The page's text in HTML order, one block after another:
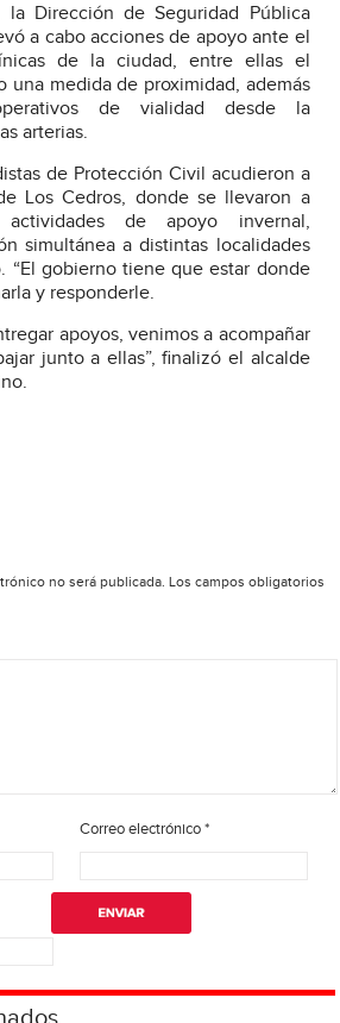
la Dirección de Seguridad Pública
a cabo acciones de apoyo ante el
de la ciudad, entre ellas el
una medida de proximidad, además
de vialidad desde la
arterias.
de Protección Civil acudieron a
Los Cedros, donde se llevaron a
de apoyo invernal,
simultánea a distintas localidades
“El gobierno tiene que estar donde
y responderle.
apoyos, venimos a acompañar
junto a ellas”, finalizó el alcalde
no será publicada. Los campos obligatorios
Correo electrónico*